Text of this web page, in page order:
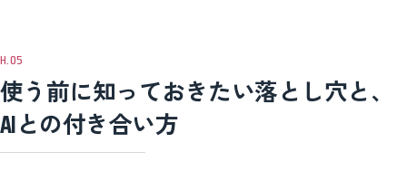
使う前に知っておきたい落とし穴と、
AIとの付き合い方